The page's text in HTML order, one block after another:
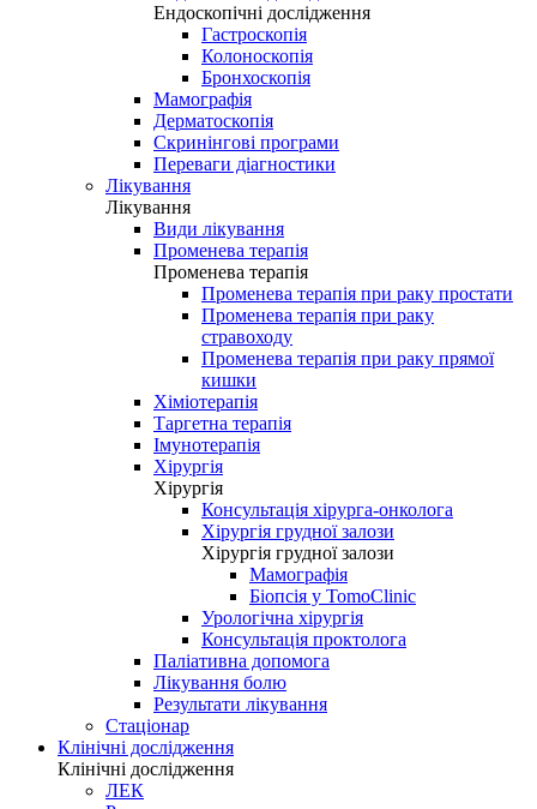
Ендоскопічні дослідження
Гастроскопія
Колоноскопія
Бронхоскопія
Мамографія
Дерматоскопія
Скринінгові програми
Переваги діагностики
Лікування
Лікування
Види лікування
Променева терапія
Променева терапія
Променева терапія при раку простати
Променева терапія при раку
стравоходу
Променева терапія при раку прямої
кишки
Хіміотерапія
Таргетна терапія
Імунотерапія
Хірургія
Хірургія
Консультація хірурга-онколога
Хірургія грудної залози
Хірургія грудної залози
Мамографія
Біопсія у TomoClinic
Урологічна хірургія
Консультація проктолога
Паліативна допомога
Лікування болю
Результати лікування
Стаціонар
Клінічні дослідження
Клінічні дослідження
ЛЕК